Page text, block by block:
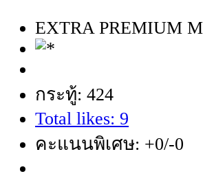
EXTRA PREMIUM
กระทู้: 424
Total likes: 9
คะแนนพิเศษ: +0/-0